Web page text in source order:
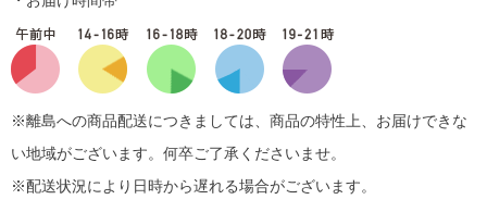
※離島への商品配送につきましては、商品の特性上、お届けできな
い地域がございます。何卒ご了承くださいませ。
※配送状況により日時から遅れる場合がございます。